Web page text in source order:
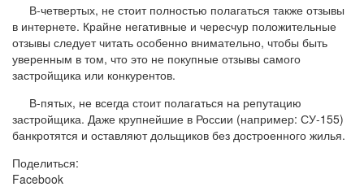
В-четвертых, не стоит полностью полагаться также отзывы
в интернете. Крайне негативные и чересчур положительные
отзывы следует читать особенно внимательно, чтобы быть
уверенным в том, что это не покупные отзывы самого
застройщика или конкурентов.
В-пятых, не всегда стоит полагаться на репутацию
застройщика. Даже крупнейшие в России (например: СУ-155)
банкротятся и оставляют дольщиков без достроенного жилья.
Поделиться:
Facebook